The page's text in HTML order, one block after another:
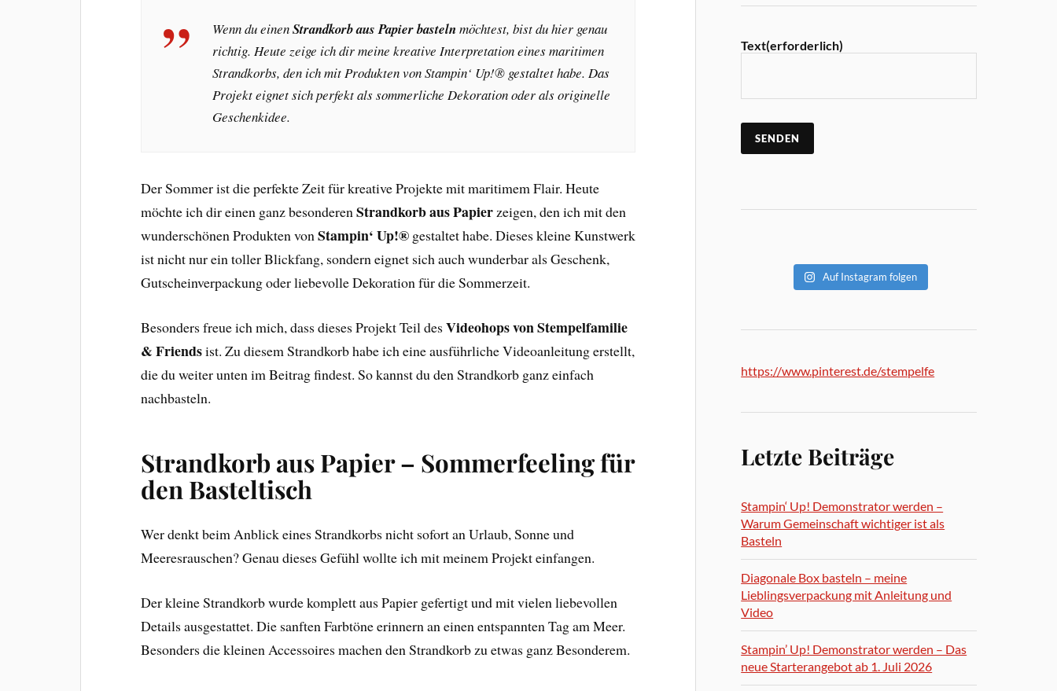
Wenn du einenStrandkorb aus Papier basteln möchtest, bist du hier genau
richtig. Heute zeige ich dir meine kreative Interpretation eines maritimen
Strandkorbs, den ich mit Produkten von Stampin‘ Up!® gestaltet habe. Das
Projekt eignet sich perfekt als sommerliche Dekoration oder als originelle
Geschenkidee.
Der Sommer ist die perfekte Zeit für kreative Projekte mit maritimem Flair. Heute
möchte ich dir einen ganz besonderenStrandkorb aus Papierzeigen, den ich mit den
wunderschönen Produkten vonStampin‘ Up!® gestaltet habe. Dieses kleine Kunstwerk
ist nicht nur ein toller Blickfang, sondern eignet sich auch wunderbar als Geschenk,
Gutscheinverpackung oder liebevolle Dekoration für die Sommerzeit.
Besonders freue ich mich, dass dieses Projekt Teil desVideohops von Stempelfamilie
& Friendsist. Zu diesem Strandkorb habe ich eine ausführliche Videoanleitung erstellt,
die du weiter unten im Beitrag findest. So kannst du den Strandkorb ganz einfach
nachbasteln.
Strandkorb aus Papier – Sommerfeeling für
den Basteltisch
Wer denkt beim Anblick eines Strandkorbs nicht sofort an Urlaub, Sonne und
Meeresrauschen? Genau dieses Gefühl wollte ich mit meinem Projekt einfangen.
Der kleine Strandkorb wurde komplett aus Papier gefertigt und mit vielen liebevollen
Details ausgestattet. Die sanften Farbtöne erinnern an einen entspannten Tag am Meer.
Besonders die kleinen Accessoires machen den Strandkorb zu etwas ganz Besonderem.
Text(erforderlich)
SENDEN
Auf Instagram folgen
https://www.pinterest.de/stempelfe
Letzte Beiträge
Stampin‘ Up! Demonstrator werden –
Warum Gemeinschaft wichtiger ist als
Basteln
Diagonale Box basteln – meine
Lieblingsverpackung mit Anleitung und
Video
Stampin’ Up! Demonstrator werden – Das
neue Starterangebot ab 1. Juli 2026